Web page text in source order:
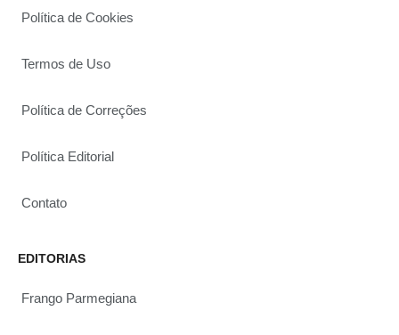
Política de Cookies
Termos de Uso
Política de Correções
Política Editorial
Contato
EDITORIAS
Frango Parmegiana